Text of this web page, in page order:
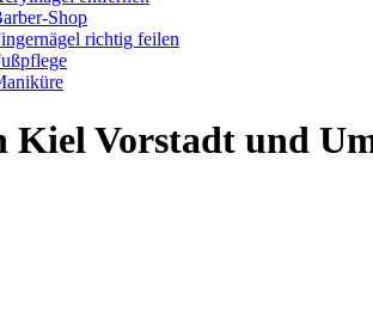
Shop
richtig feilen
Kiel Vorstadt und